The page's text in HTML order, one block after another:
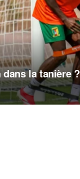
la tanière ?